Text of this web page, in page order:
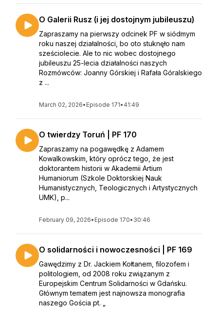
O Galerii Rusz (i jej dostojnym jubileuszu)
Zapraszamy na pierwszy odcinek PF w siódmym
roku naszej działalności, bo oto stuknęło nam
sześciolecie. Ale to nic wobec dostojnego
jubileuszu 25-lecia działalności naszych
Rozmówców: Joanny Górskiej i Rafała Góralskiego
z ...
March 02, 2026• Episode 171• 41:49
O twierdzy Toruń | PF 170
Zapraszamy na pogawędkę z Adamem
Kowalkowskim, który oprócz tego, że jest
doktorantem historii w Akademii Artium
Humaniorum (Szkole Doktorskiej Nauk
Humanistycznych, Teologicznych i Artystycznych
UMK), p...
February 09, 2026• Episode 170• 30:46
O solidarności i nowoczesności | PF 169
Gawędzimy z Dr. Jackiem Kołtanem, filozofem i
politologiem, od 2008 roku związanym z
Europejskim Centrum Solidarności w Gdańsku.
Głównym tematem jest najnowsza monografia
naszego Gościa pt. „